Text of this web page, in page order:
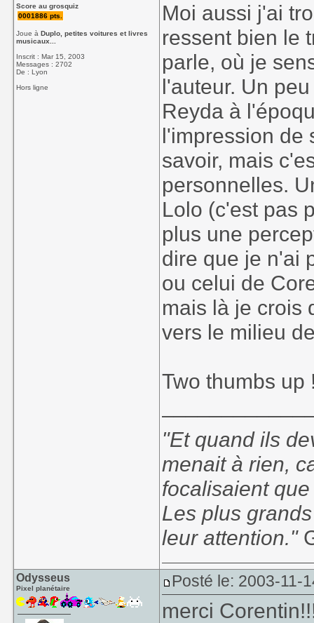
Score au grosquiz
0001886 pts.
Joue àDuplo, petites voitures et livres
musicaux...
Inscrit : Mar 15, 2003
Messages : 2702
De : Lyon
Hors ligne
Moi aussi j'ai
ressent bien le
parle, où je
l'auteur. Un
Reyda à
l'impression de
savoir, mais
personnelles.
Lolo (c'est pas
plus une
dire que je n'ai
ou celui de
mais là je crois
vers le milieu
Two thumbs up
"Et quand ils
menait à rien,
focalisaient
Les plus
leur attention."
Odysseus
Pixel planétaire Posté le: 2003-11-
merci